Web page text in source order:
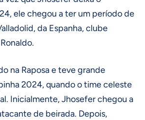
ele chegou a ter um período de
da Espanha, clube
na Raposa e teve grande
2024, quando o time celeste
Inicialmente, Jhosefer chegou a
de beirada. Depois,